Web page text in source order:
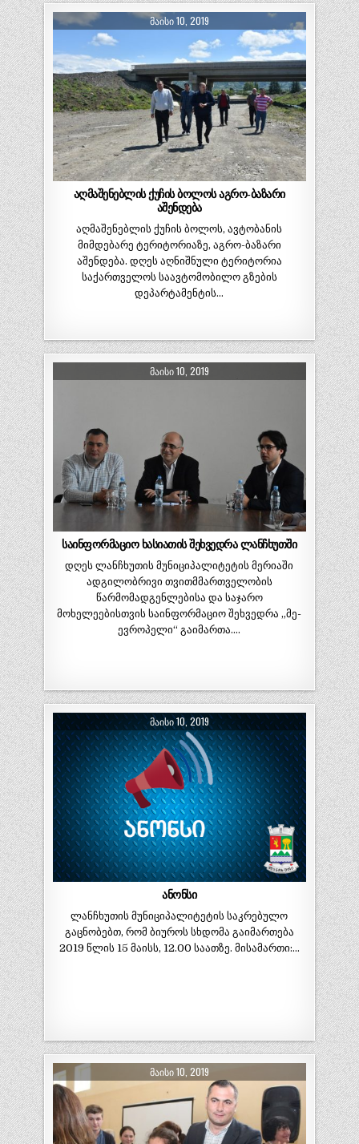
ᲛᲐᲘᲡᲘ 10, 2019
აღმაშენებლის ქუჩის ბოლოს აგრო-ბაზარი
აშენდება
აღმაშენებლის ქუჩის ბოლოს, ავტობანის
მიმდებარე ტერიტორიაზე, აგრო-ბაზარი
აშენდება. დღეს აღნიშნული ტერიტორია
საქართველოს საავტომობილო გზების
დეპარტამენტის…
ᲛᲐᲘᲡᲘ 10, 2019
საინფორმაციო ხასიათის შეხვედრა ლანჩხუთში
დღეს ლანჩხუთის მუნიციპალიტეტის მერიაში
ადგილობრივი თვითმმართველობის
წარმომადგენლებისა და საჯარო
მოხელეებისთვის საინფორმაციო შეხვედრა „მე-
ევროპელი“ გაიმართა….
ᲛᲐᲘᲡᲘ 10, 2019
ანონსი
ლანჩხუთის მუნიციპალიტეტის საკრებულო
გაცნობებთ, რომ ბიუროს სხდომა გაიმართება
2019 წლის 15 მაისს, 12.00 საათზე. მისამართი:…
ᲛᲐᲘᲡᲘ 10, 2019